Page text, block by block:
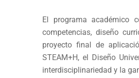
El programa académico
competencias, diseño
proyecto final de
STEAM+H, el Diseño
interdisciplinariedad y la